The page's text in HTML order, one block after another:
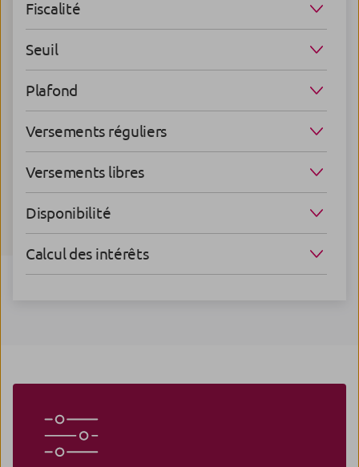
Fiscalité
Seuil
Plafond
Versements réguliers
Versements libres
Disponibilité
Calcul des intérêts